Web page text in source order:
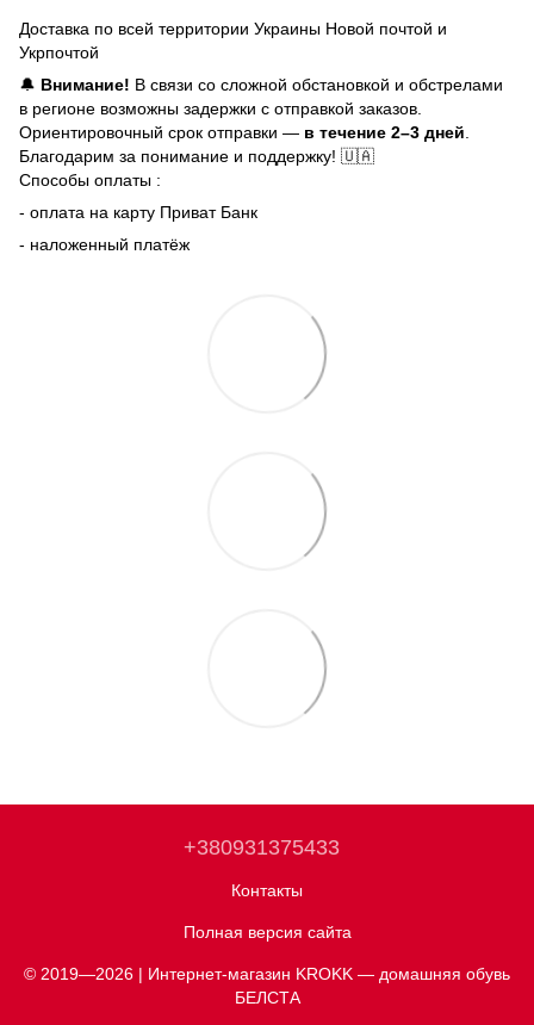
Доставка по всей территории Украины Новой почтой и
Укрпочтой
🔔 Внимание! В связи со сложной обстановкой и обстрелами
в регионе возможны задержки с отправкой заказов.
Ориентировочный срок отправки — в течение 2–3 дней
Благодарим за понимание и поддержку! 🇺🇦
Способы оплаты :
- оплата на карту Приват Банк
- наложенный платёж
+380931375433
Контакты
Полная версия сайта
© 2019—2026 | Интернет-магазин KROKK — домашняя обувь
БЕЛСТА